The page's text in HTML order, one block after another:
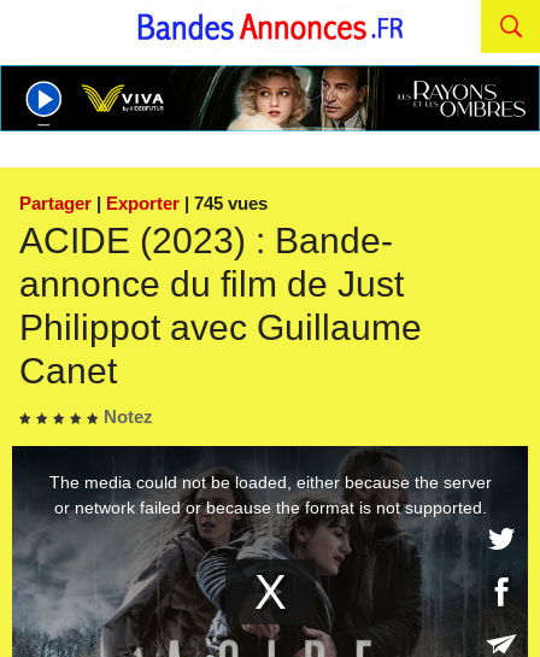
Partager | Exporter | 745 vues
ACIDE (2023) : Bande-
annonce du film de Just
Philippot avec Guillaume
Canet
Notez